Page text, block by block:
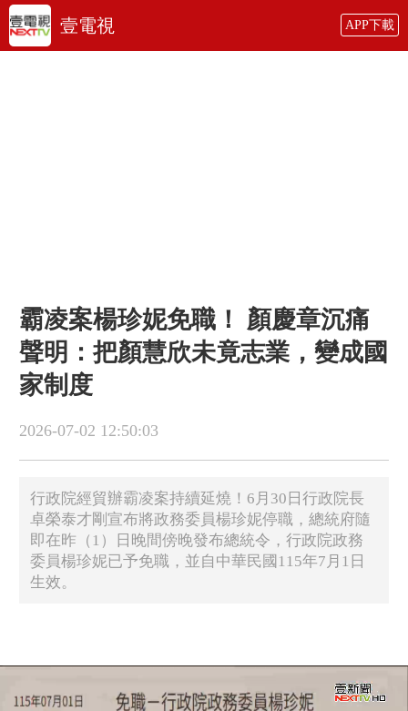
壹電視 APP下載
霸凌案楊珍妮免職！ 顏慶章沉痛
聲明：把顏慧欣未竟志業，變成國
家制度
2026-07-02 12:50:03
行政院經貿辦霸凌案持續延燒！6月30日行政院長
卓榮泰才剛宣布將政務委員楊珍妮停職，總統府隨
即在昨（1）日晚間傍晚發布總統令，行政院政務
委員楊珍妮已予免職，並自中華民國115年7月1日
生效。